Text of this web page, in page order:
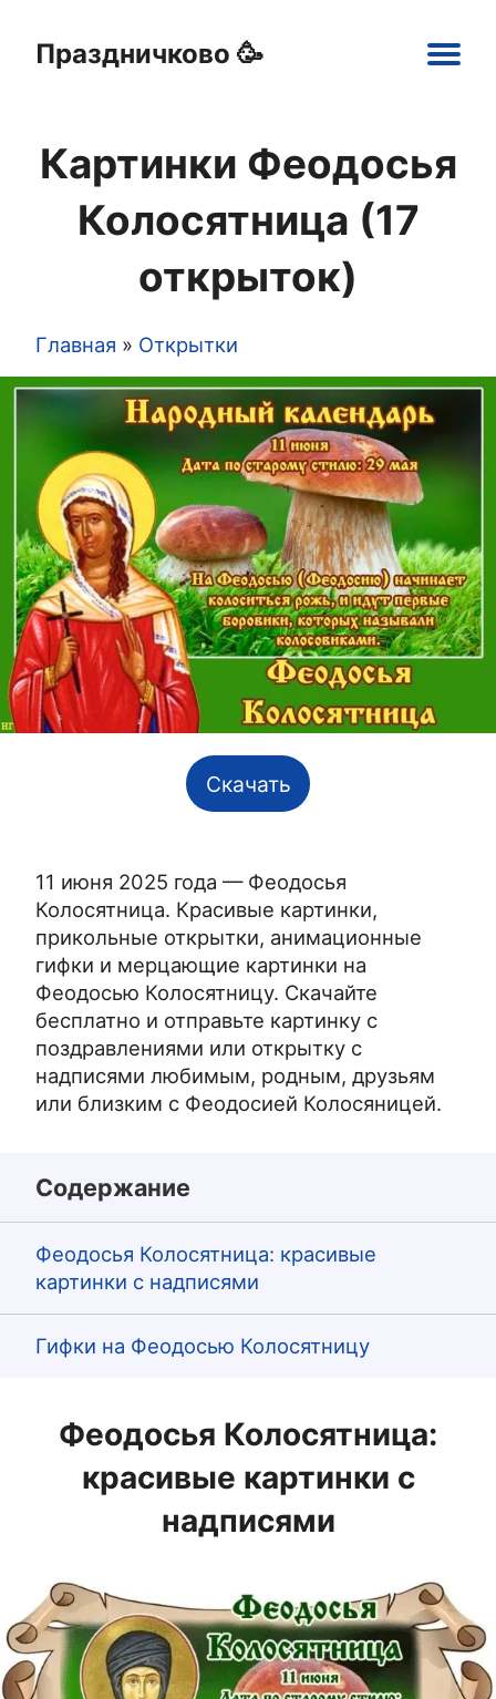
Праздничково 🥳
navigation
Открытки
Картинки
Шаблоны
Праздники
Картинки Феодосья
Колосятница (17
открыток)
Строка
навигации
Главная Открытки
Скачать
11 июня 2025 года — Феодосья
Колосятница. Красивые картинки,
прикольные открытки, анимационные
гифки и мерцающие картинки на
Феодосью Колосятницу. Скачайте
бесплатно и отправьте картинку с
поздравлениями или открытку с
надписями любимым, родным, друзьям
или близким с Феодосией Колосяницей.
Содержание
Феодосья Колосятница: красивые
картинки с надписями
Гифки на Феодосью Колосятницу
Феодосья Колосятница:
красивые картинки с
надписями